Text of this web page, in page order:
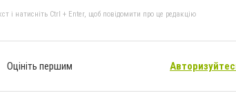
і натисніть Ctrl + Enter, щоб повідомити про це редакцію
Оцініть першим